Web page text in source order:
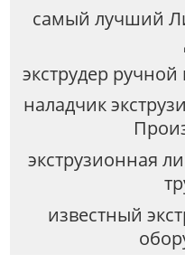
самый лучший
экструдер
наладчик
экструзионная
известный